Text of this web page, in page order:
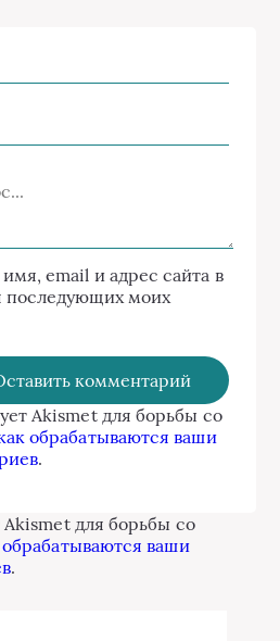
email и адрес сайта в
последующих моих
Akismet для борьбы со
обрабатываются ваши
.
Akismet для борьбы со
обрабатываются ваши
.